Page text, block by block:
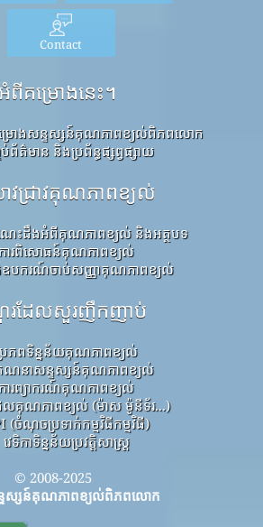
Contact
អំពីគម្រោងនេះ។
រោងសន្ទស្សន៍គុណភាពខ្យល់ពិភពលោក
ព័ត៌មាន និងប្រព័ន្ធផ្សព្វផ្សាយ
ាវជ្រាវគុណភាពខ្យល់
េះដឹងអំពីគុណភាពខ្យល់ និងអត្ថបទ
ការពិសោធន៍គុណភាពខ្យល់
គឧបករណ៍ចាប់សញ្ញាគុណភាពខ្យល់
ដែលសួរញឹកញាប់
រភពទិន្នន័យគុណភាពខ្យល់
គណនាសន្ទស្សន៍គុណភាពខ្យល់
ការព្យាករណ៍គុណភាពខ្យល់
គុណភាពខ្យល់ (ម៉ាស ម៉ូនីទ័រ...)
(ចំណុចប្រទាក់កម្មវិធីកម្មវិធី)
វេទិកាទិន្នន័យប្រវត្តិសាស្ត្រ
© 2008-2025
ទស្សន៍គុណភាពខ្យល់ពិភពលោក